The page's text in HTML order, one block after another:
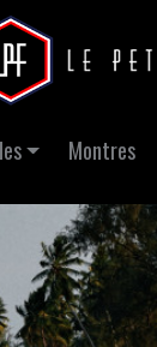
Montres